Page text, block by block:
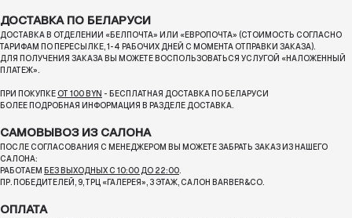
ДОСТАВКА ПО БЕЛАРУСИ
ДОСТАВКА В ОТДЕЛЕНИИ «БЕЛПОЧТА» ИЛИ «ЕВРОПОЧТА» (СТОИМОСТЬ СОГЛАСНО
ТАРИФАМ ПО ПЕРЕСЫЛКЕ, 1-4 РАБОЧИХ ДНЕЙ С МОМЕНТА ОТПРАВКИ ЗАКАЗА).
ДЛЯ ПОЛУЧЕНИЯ ЗАКАЗА ВЫ МОЖЕТЕ ВОСПОЛЬЗОВАТЬСЯ УСЛУГОЙ «НАЛОЖЕННЫЙ
ПЛАТЕЖ».
ПРИ ПОКУПКЕ ОТ 100 BYN - БЕСПЛАТНАЯ ДОСТАВКА ПО БЕЛАРУСИ
БОЛЕЕ ПОДРОБНАЯ ИНФОРМАЦИЯ В РАЗДЕЛЕ ДОСТАВКА.
САМОВЫВОЗ ИЗ САЛОНА
ПОСЛЕ СОГЛАСОВАНИЯ С МЕНЕДЖЕРОМ ВЫ МОЖЕТЕ ЗАБРАТЬ ЗАКАЗ ИЗ НАШЕГО
САЛОНА:
РАБОТАЕМ БЕЗ ВЫХОДНЫХ С 10:00 ДО 22:00.
ПР. ПОБЕДИТЕЛЕЙ, 9, ТРЦ «ГАЛЕРЕЯ», 3 ЭТАЖ, САЛОН BARBER&CO.
ОПЛАТА